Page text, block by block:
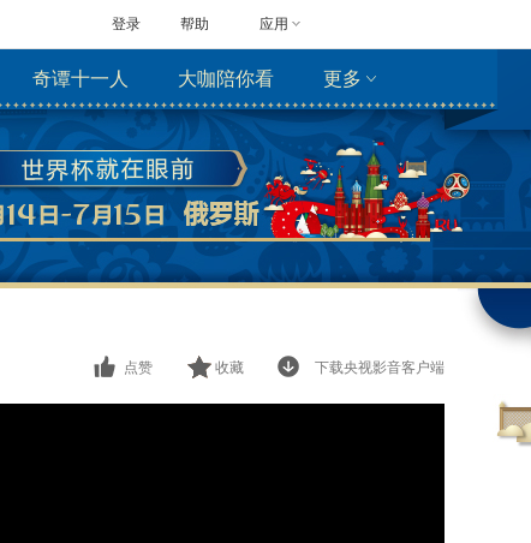
帮助 应用
登录
奇谭十一人 大咖陪你看 更多
下载央视影音客户端
收藏
点赞